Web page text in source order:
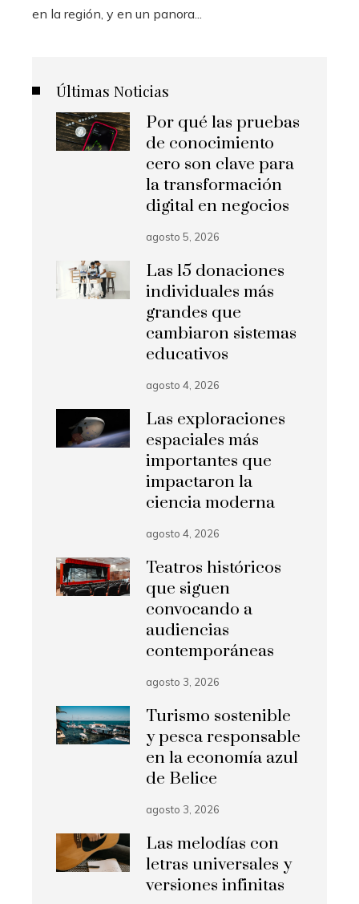
en la región, y en un panora...
Últimas Noticias
Por qué las pruebas
de conocimiento
cero son clave para
la transformación
digital en negocios
agosto 5, 2026
Las 15 donaciones
individuales más
grandes que
cambiaron sistemas
educativos
agosto 4, 2026
Las exploraciones
espaciales más
importantes que
impactaron la
ciencia moderna
agosto 4, 2026
Teatros históricos
que siguen
convocando a
audiencias
contemporáneas
agosto 3, 2026
Turismo sostenible
y pesca responsable
en la economía azul
de Belice
agosto 3, 2026
Las melodías con
letras universales y
versiones infinitas